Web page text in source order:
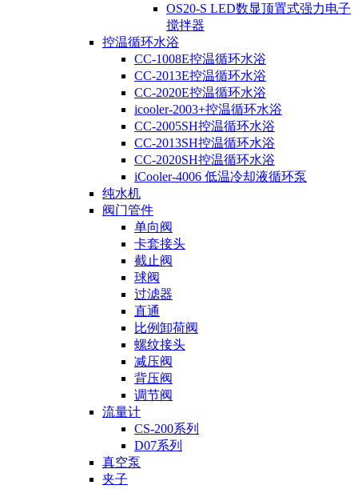
OS20-S LED数显顶置式强力电子
搅拌器
控温循环水浴
CC-1008E控温循环水浴
CC-2013E控温循环水浴
CC-2020E控温循环水浴
icooler-2003+控温循环水浴
CC-2005SH控温循环水浴
CC-2013SH控温循环水浴
CC-2020SH控温循环水浴
iCooler-4006 低温冷却液循环泵
纯水机
阀门管件
单向阀
卡套接头
截止阀
球阀
过滤器
直通
比例卸荷阀
螺纹接头
减压阀
背压阀
调节阀
流量计
CS-200系列
D07系列
真空泵
夹子